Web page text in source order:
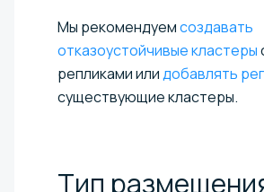
Мы рекомендуемсоздавать
отказоустойчивые кластеры
репликами илидобавлять
существующие кластеры.
Тип